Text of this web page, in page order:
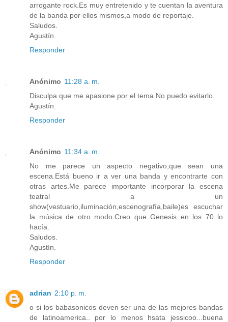
arrogante rock.Es muy entretenido y te cuentan la aventura
de la banda por ellos mismos,a modo de reportaje.
Saludos.
Agustín.
Responder
Anónimo 11:28 a. m.
Disculpa que me apasione por el tema.No puedo evitarlo.
Agustín.
Responder
Anónimo 11:34 a. m.
No me parece un aspecto negativo,que sean una
escena.Está bueno ir a ver una banda y encontrarte con
otras artes.Me parece importante incorporar la escena
teatral a un
show(vestuario,iluminación,escenografía,baile)es escuchar
la música de otro modo.Creo que Genesis en los 70 lo
hacía.
Saludos.
Agustín.
Responder
adrian 2:10 p. m.
o si los babasonicos deven ser una de las mejores bandas
de latinoamerica.. por lo menos hsata jessicoo...buena